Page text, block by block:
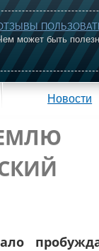
может быть
Новости